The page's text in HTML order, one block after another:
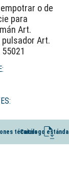
o de
para
Art.
pulsador Art.
técnicas
Catálogo